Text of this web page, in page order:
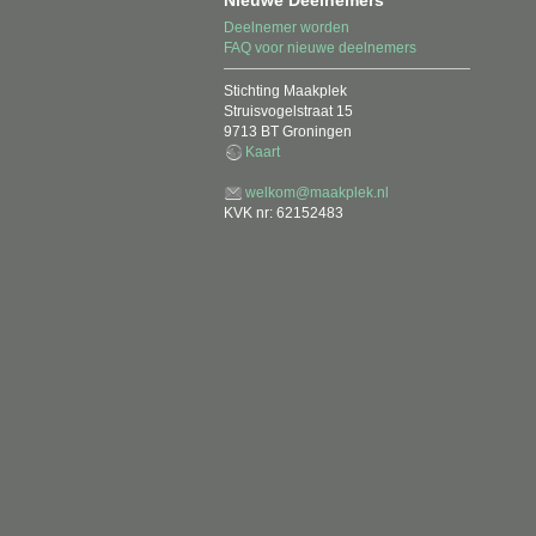
Deelnemer worden
FAQ voor nieuwe deelnemers
Stichting Maakplek
Struisvogelstraat 15
9713 BT Groningen
Kaart
welkom@maakplek.nl
KVK nr: 62152483